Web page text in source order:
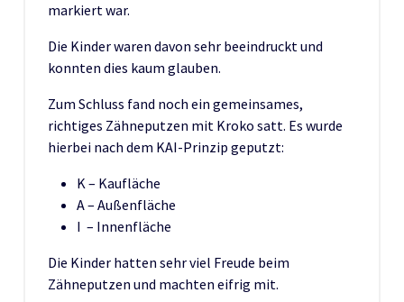
markiert war.
Die Kinder waren davon sehr beeindruckt und
konnten dies kaum glauben.
Zum Schluss fand noch ein gemeinsames,
richtiges Zähneputzen mit Kroko satt. Es wurde
hierbei nach dem KAI-Prinzip geputzt:
K – Kaufläche
A – Außenfläche
I – Innenfläche
Die Kinder hatten sehr viel Freude beim
Zähneputzen und machten eifrig mit.